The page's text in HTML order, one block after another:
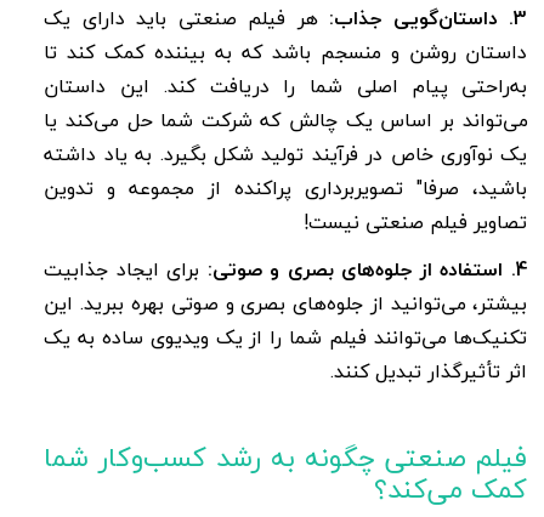
3. داستان‌گویی جذاب:
هر فیلم صنعتی باید دارای یک
داستان روشن و منسجم باشد که به بیننده کمک کند تا
به‌راحتی پیام اصلی شما را دریافت کند. این داستان
می‌تواند بر اساس یک چالش که شرکت شما حل می‌کند یا
یک نوآوری خاص در فرآیند تولید شکل بگیرد. به یاد داشته
باشید، صرفا" تصویربرداری پراکنده از مجموعه و تدوین
تصاویر فیلم صنعتی نیست!
4. استفاده از جلوه‌های بصری و صوتی:
برای ایجاد جذابیت
بیشتر، می‌توانید از جلوه‌های بصری و صوتی بهره ببرید. این
تکنیک‌ها می‌توانند فیلم شما را از یک ویدیوی ساده به یک
اثر تأثیرگذار تبدیل کنند.
فیلم صنعتی چگونه به رشد کسب‌وکار شما
کمک می‌کند؟